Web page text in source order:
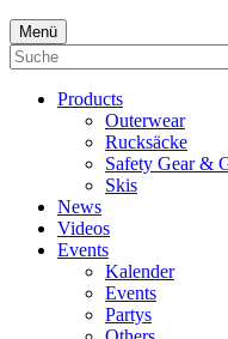
Menü
Products
Outerwear
Rucksäcke
Safety Gear &
Skis
News
Videos
Events
Kalender
Events
Partys